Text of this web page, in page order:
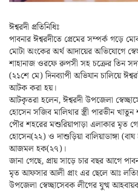
ঈশ্বরদী প্রতিনিধিঃ
পাবনার ঈশ্বরদীতে প্রেমের সম্পর্ক গড়ে
মোটা অংকের অর্থ আদায়ের অভিযোগে
শাহানাজ ওরফে রুপসী সহ চক্রের তিন
(২১শে মে) দিনব্যাপী অভিযান চালিয়ে
আটক করা হয়।
আটকৃতরা হলেন, ঈশ্বরদী উপজেলা
হোসেন সজিব মালিথার স্ত্রী পারভীন
পৌর শহরের মশুরিয়াপাড়া এলাকার মৃত
হোসেন(২২) ও দাশুড়িয়া বালিয়াডাঙ্গা
আজমল হক(২৭)।
জানা গেছে, প্রায় সাড়ে চার বছর আগে
মৃত আফসার আলী প্রাং এর ছেলে আঃ
উপজেলা স্বেচ্ছাসেবক লীগের যুগ্ম